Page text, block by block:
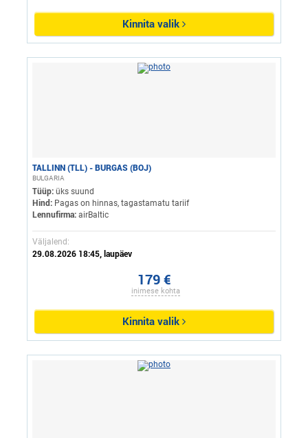
Kinnita valik
TALLINN (TLL) - BURGAS (BOJ)
BULGARIA
Tüüp: üks suund
Hind: Pagas on hinnas, tagastamatu tariif
Lennufirma: airBaltic
Väljalend:
29.08.2026 18:45, laupäev
179 €
inimese kohta
Kinnita valik